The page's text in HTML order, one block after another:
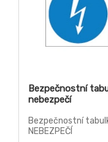
Bezpečnostní
nebezpečí
Bezpečnostní
NEBEZPEČÍ